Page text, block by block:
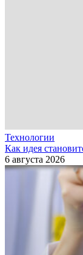
Технологии
Как идея
6 августа 2026